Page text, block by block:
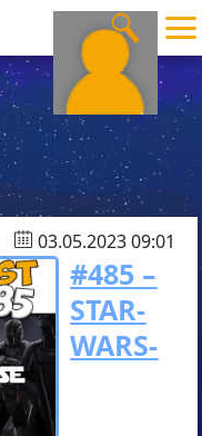
03.05.2023 09:01
#485 –
STAR-
WARS-